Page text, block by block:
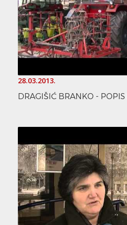
28.03.2013.
DRAGIŠIĆ BRANKO -